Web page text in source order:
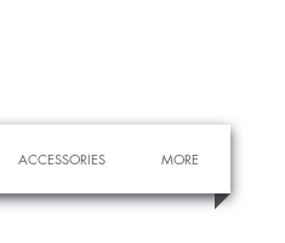
ACCESSORIES MORE